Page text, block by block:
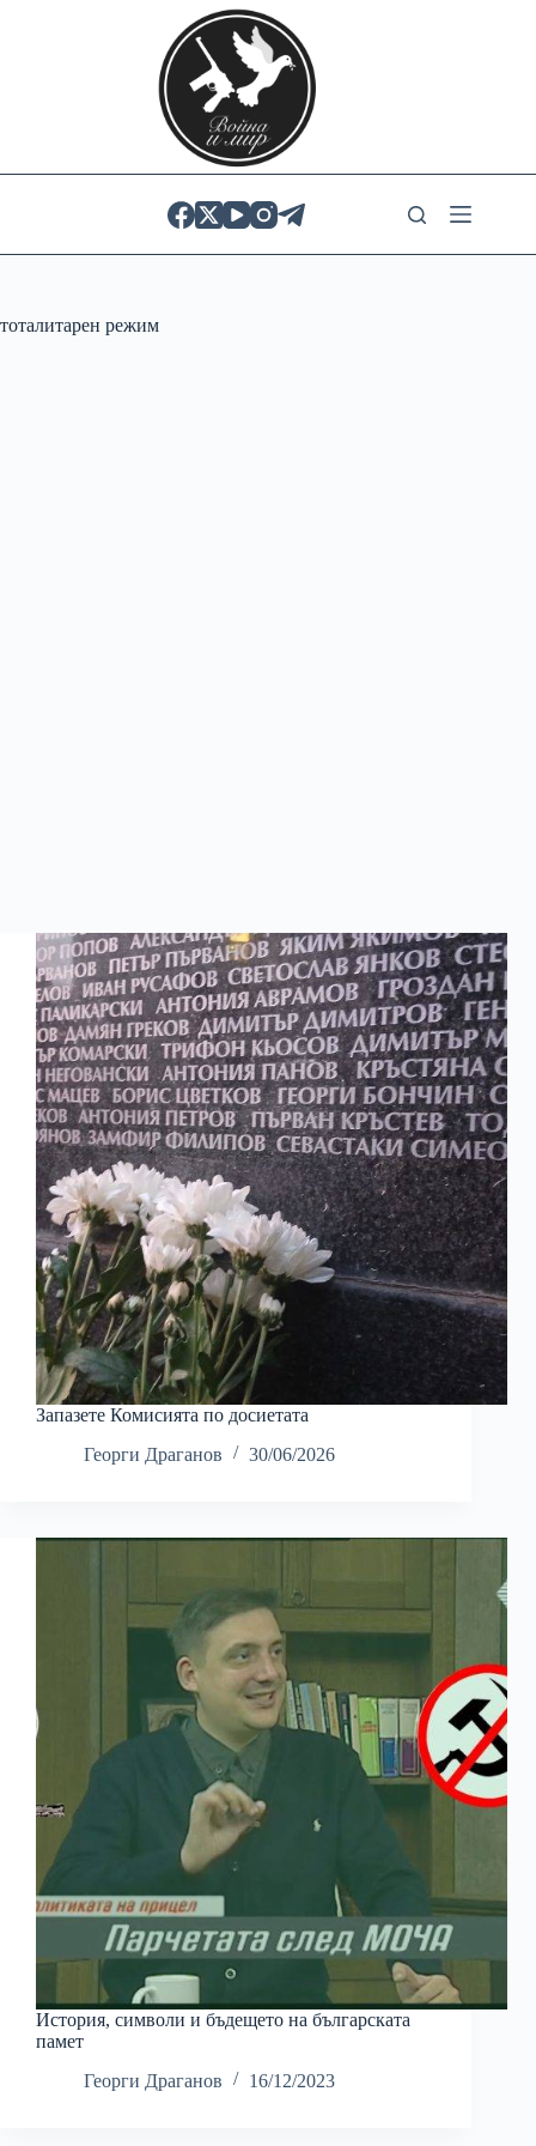
тоталитарен режим
Запазете Комисията по досиетата
Георги Драганов
30/06/2026
История, символи и бъдещето на българската
памет
Георги Драганов
16/12/2023